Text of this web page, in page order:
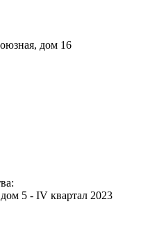
дом 16
5 - IV квартал 2023